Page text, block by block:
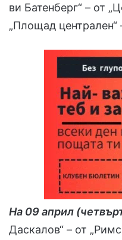
ви Батенберг“ – от
„Площад централен“
На 09 април
Даскалов“ – от